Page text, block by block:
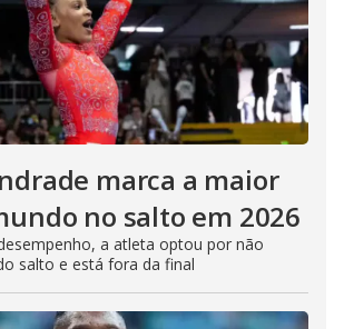
marca a maior
no salto em 2026
a atleta optou por não
salto e está fora da final